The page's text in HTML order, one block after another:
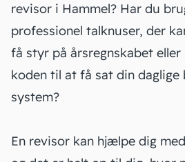
revisor i Hammel? Har du
professionel talknuser, der
få styr på årsregnskabet
koden til at få sat din daglige
system?
En revisor kan hjælpe dig